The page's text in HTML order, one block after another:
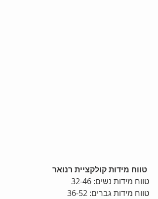
טווח מידות קולקציית רנואר
טווח מידות נשים: 32-46
טווח מידות גברים: 36-52